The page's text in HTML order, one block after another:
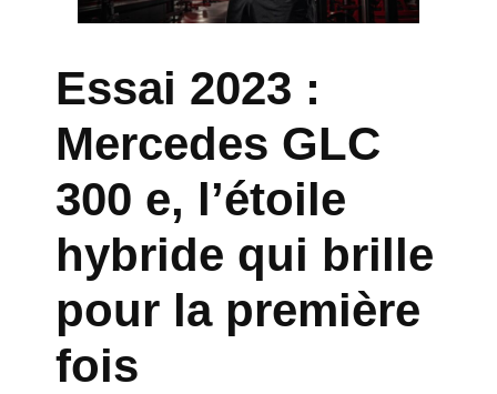
Essai 2023 :
Mercedes GLC
300 e, l’étoile
hybride qui brille
pour la première
fois